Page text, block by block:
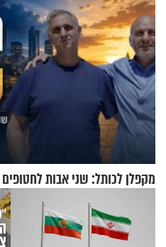
מקפלן לכותל: שני אבות